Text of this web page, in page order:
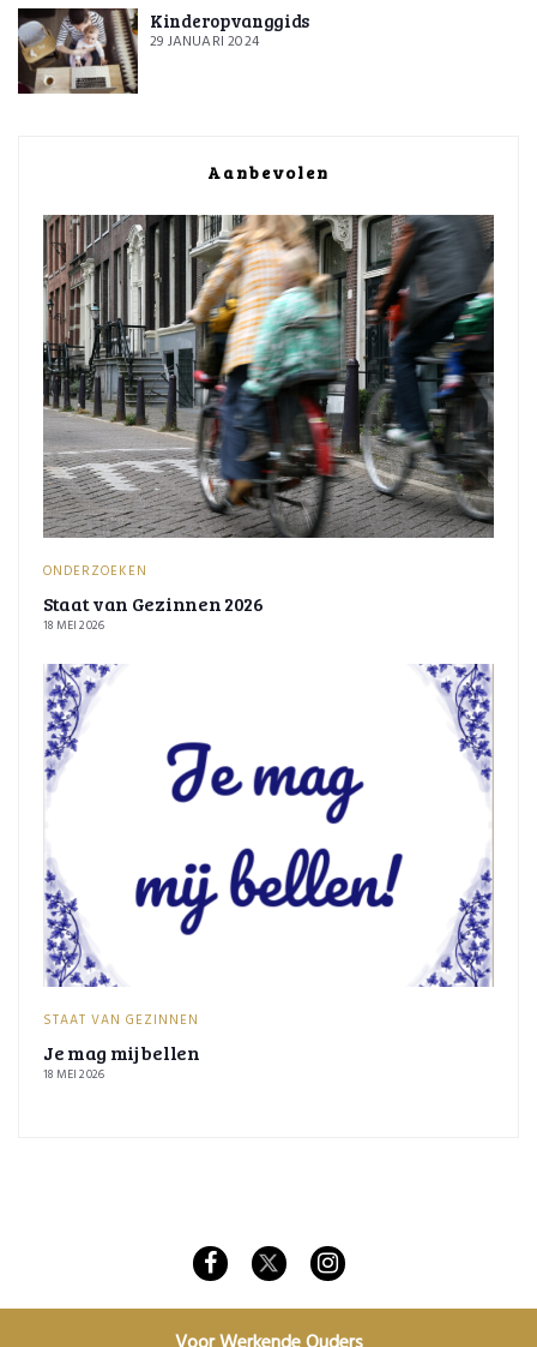
Kinderopvanggids
29 JANUARI 2024
Aanbevolen
ONDERZOEKEN
Staat van Gezinnen 2026
18 MEI 2026
STAAT VAN GEZINNEN
Je mag mij bellen
18 MEI 2026